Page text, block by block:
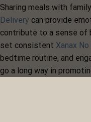
Sharing meals with
Delivery can provide
contribute to a sense of
set consistent Xanax No
bedtime routine, and
go a long way in